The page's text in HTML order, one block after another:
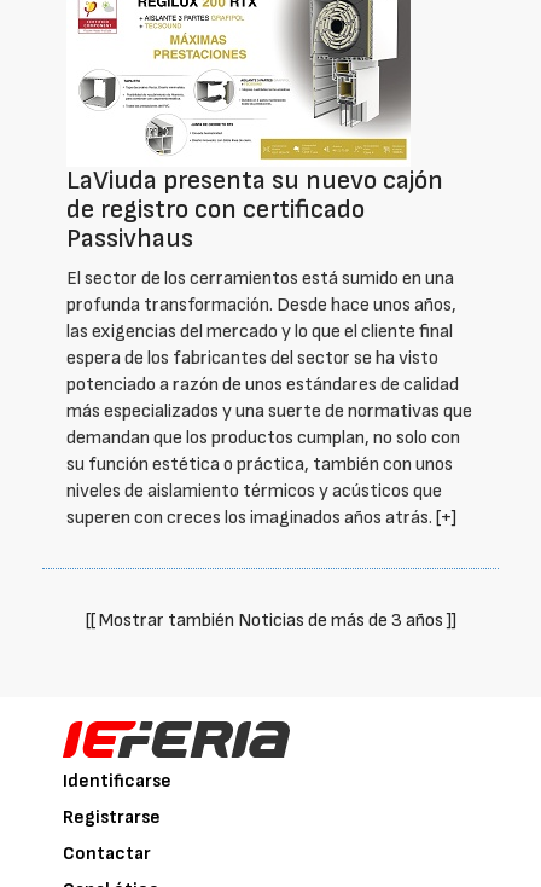
LaViuda presenta su nuevo cajón
de registro con certificado
Passivhaus
El sector de los cerramientos está sumido en una
profunda transformación. Desde hace unos años,
las exigencias del mercado y lo que el cliente final
espera de los fabricantes del sector se ha visto
potenciado a razón de unos estándares de calidad
más especializados y una suerte de normativas que
demandan que los productos cumplan, no solo con
su función estética o práctica, también con unos
niveles de aislamiento térmicos y acústicos que
superen con creces los imaginados años atrás. [+]
[[ Mostrar también Noticias de más de 3 años ]]
Identificarse
Registrarse
Contactar